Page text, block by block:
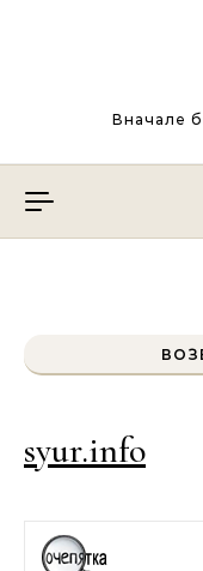
Вначале
syur.info